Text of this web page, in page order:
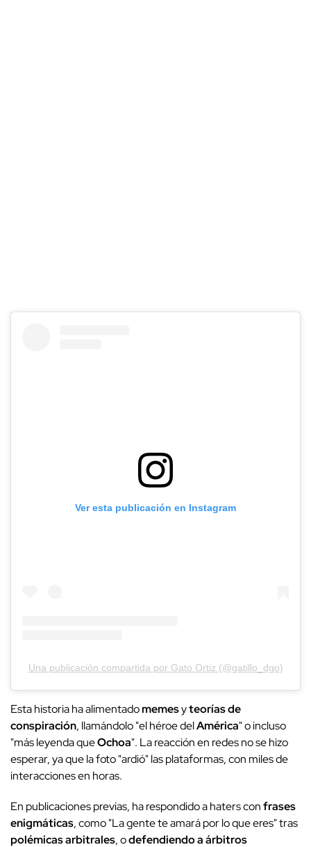
Ver esta publicación en Instagram
Una publicación compartida por Gato Ortiz (@gatillo_dgo)
Esta historia ha alimentadomemesyteorías de
conspiración, llamándolo "el héroe delAmérica" o incluso
"más leyenda queOchoa". La reacción en redes no se hizo
esperar, ya que la foto "ardió" las plataformas, con miles de
interacciones en horas.
En publicaciones previas, ha respondido a haters confrases
enigmáticas, como "La gente te amará por lo que eres" tras
polémicas arbitrales, odefendiendo a árbitros